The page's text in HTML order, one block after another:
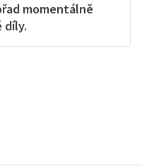
momentálně
díly.